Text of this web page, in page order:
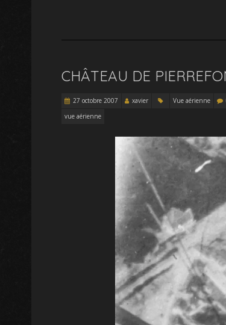
CHÂTEAU DE
27 octobre 2007 xavier Vue aérienne
vue aérienne